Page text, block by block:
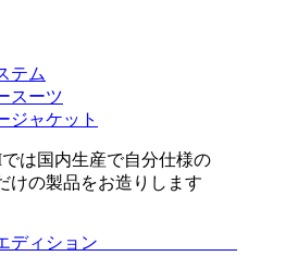
テム
スーツ
ジャケット
は国内生産で自分仕様の
けの製品をお造りします
ドエディション